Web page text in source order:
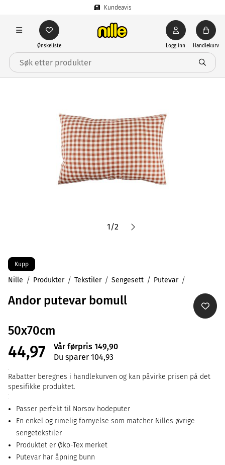
Kundeavis
Ønskeliste Logg inn Handlekurv
1/2
Kupp
Nille Produkter Tekstiler Sengesett Putevar
Andor putevar bomull
50x70cm
44,97
Vår førpris 149,90
Du sparer 104,93
Rabatter beregnes i handlekurven og kan påvirke prisen på det
spesifikke produktet.
Passer perfekt til Norsov hodeputer
En enkel og rimelig fornyelse som matcher Nilles øvrige
sengetekstiler
Produktet er Øko-Tex merket
Putevar har åpning bunn